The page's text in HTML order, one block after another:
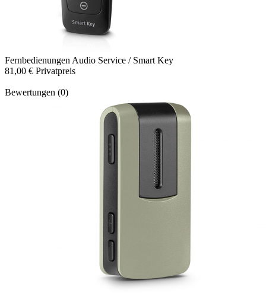
Fernbedienungen Audio Service / Smart Key
81,00 € Privatpreis
Bewertungen (0)